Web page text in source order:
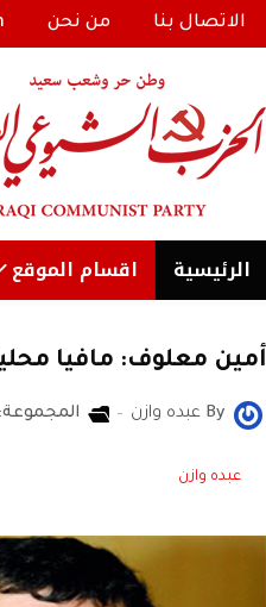
الاتصال بنا من نحن
الرئیسية اقسام الموقع
أمين معلوف: مافيا
By عبده وازن المجموعة:
عبده وازن